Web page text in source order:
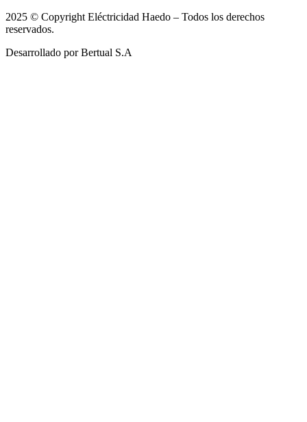
2025 © Copyright Eléctricidad Haedo – Todos los derechos
reservados.
Desarrollado por Bertual S.A